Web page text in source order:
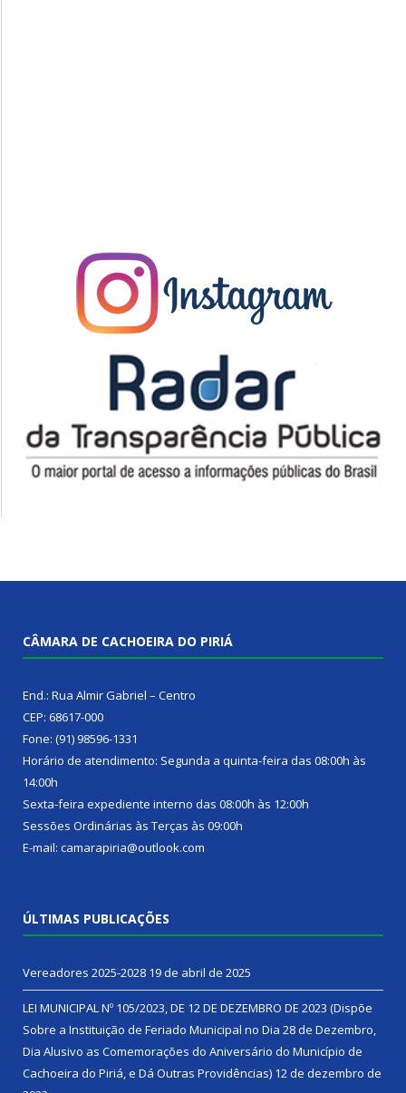
CÂMARA DE CACHOEIRA DO PIRIÁ
End.: Rua Almir Gabriel – Centro
CEP: 68617-000
Fone: (91) 98596-1331
Horário de atendimento: Segunda a quinta-feira das 08:00h às
14:00h
Sexta-feira expediente interno das 08:00h às 12:00h
Sessões Ordinárias às Terças às 09:00h
E-mail: camarapiria@outlook.com
ÚLTIMAS PUBLICAÇÕES
Vereadores 2025-2028 19 de abril de 2025
LEI MUNICIPAL Nº 105/2023, DE 12 DE DEZEMBRO DE 2023 (Dispõe
Sobre a Instituição de Feriado Municipal no Dia 28 de Dezembro,
Dia Alusivo as Comemorações do Aniversário do Município de
Cachoeira do Piriá, e Dá Outras Providências) 12 de dezembro de